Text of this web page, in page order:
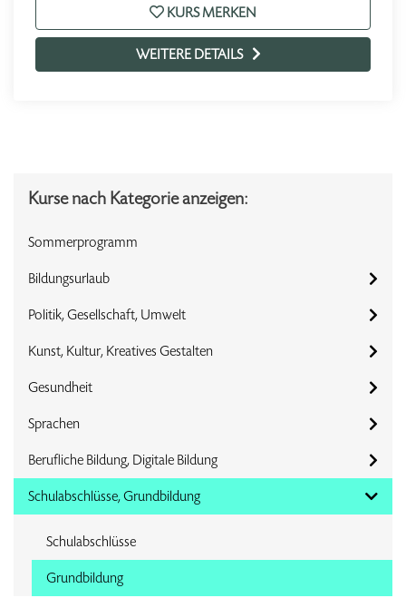
KURS MERKEN
WEITERE DETAILS
Kurse nach Kategorie anzeigen:
Sommerprogramm
Bildungsurlaub
Politik, Gesellschaft, Umwelt
Kunst, Kultur, Kreatives Gestalten
Gesundheit
Sprachen
Berufliche Bildung, Digitale Bildung
Schulabschlüsse, Grundbildung
Schulabschlüsse
Grundbildung